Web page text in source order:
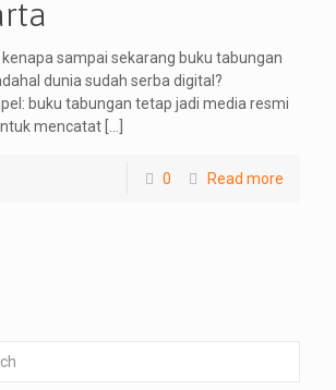
sampai sekarang buku tabungan
dunia sudah serba digital?
buku tabungan tetap jadi media resmi
mencatat
0 Read more